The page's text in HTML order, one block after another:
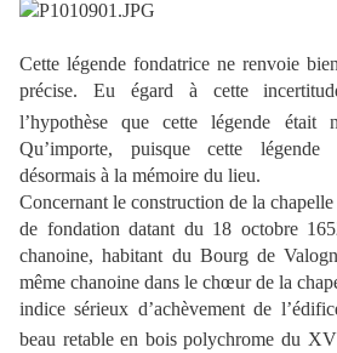
Cette légende fondatrice ne renvoie
précise. Eu égard à cette
l’hypothèse que cette légende
Qu’importe, puisque cette
désormais à la mémoire du lieu.
Concernant le construction de la
de fondation datant du 18 octobre
chanoine, habitant du Bourg de
même chanoine dans le chœur de la
indice sérieux d’achèvement de
beau retable en bois polychrome du